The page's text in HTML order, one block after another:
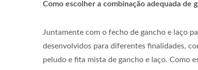
Como escolher a combinação adequada de
Juntamente com o fecho de gancho e laço
desenvolvidos para diferentes finalidades,
peludo e fita mista de gancho e laço. Como